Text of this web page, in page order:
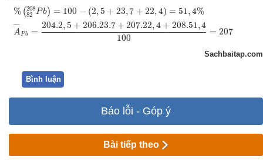
% (208
82 Pb) = 100 − (2,5 + 23,7 + 22,4) = 51,4%
¯¯¯¯
APb =
204.2,5 + 206.23.7 + 207.22,4 + 208.51,4
100
= 207
%(82208Pb 100− ,5 23 7+22, =51 4% ¯P =204.2
Sachbaitap.com
Bình luận
Báo lỗi - Góp ý
Bài tiếp theo